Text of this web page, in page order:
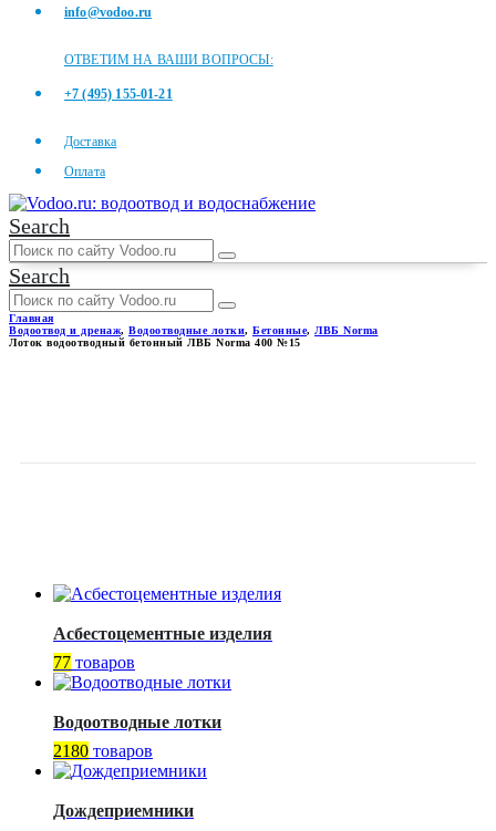
info@vodoo.ru
ОТВЕТИМ НА ВАШИ ВОПРОСЫ:
+7 (495) 155-01-21
Доставка
Оплата
Search
Search
Главная
Водоотвод и дренаж, Водоотводные лотки, Бетонные, ЛВБ Norma
Лоток водоотводный бетонный ЛВБ Norma 400 №15
Асбестоцементные изделия
77 товаров
Водоотводные лотки
2180 товаров
Дождеприемники